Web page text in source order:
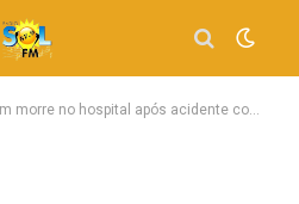
no hospital após acidente com motocicleta na BR-153